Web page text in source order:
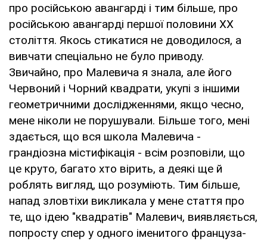
про російською авангарді і тим більше, про
російською авангарді першої половини ХХ
століття. Якось стикатися не доводилося, а
вивчати спеціально не було приводу.
Звичайно, про Малевича я знала, але його
Червоний і Чорний квадрати, укупі з іншими
геометричними дослідженнями, якщо чесно,
мене ніколи не порушували. Більше того, мені
здається, що вся школа Малевича -
грандіозна містифікація - всім розповіли, що
це круто, багато хто вірить, а деякі ще й
роблять вигляд, що розуміють. Тим більше,
напад зловтіхи викликала у мене стаття про
те, що ідею "квадратів" Малевич, виявляється,
попросту спер у одного іменитого француза-